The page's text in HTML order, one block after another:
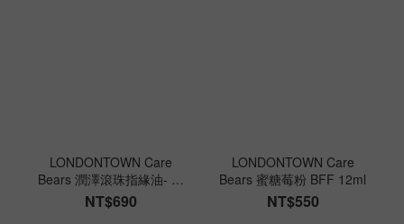
LONDONTOWN Care
Bears 潤澤滾珠指緣油- 雲
朵棉 Cotton Candy Cloud
6ml
NT$690
LONDONTOWN Care
Bears 蜜糖莓粉 BFF 12ml
NT$550